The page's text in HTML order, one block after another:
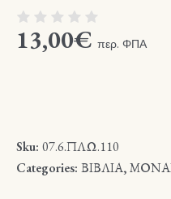
13,00€ περ. ΦΠΑ
Sku: 07.6.ΠΛΩ.110
Categories: ΒΙΒΛΙΑ,